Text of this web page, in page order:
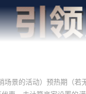
场景的活动）预热期（